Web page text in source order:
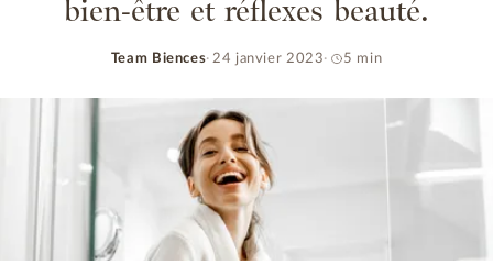
bien-être et réflexes beauté.
Team Biences 24 janvier 2023 5 min